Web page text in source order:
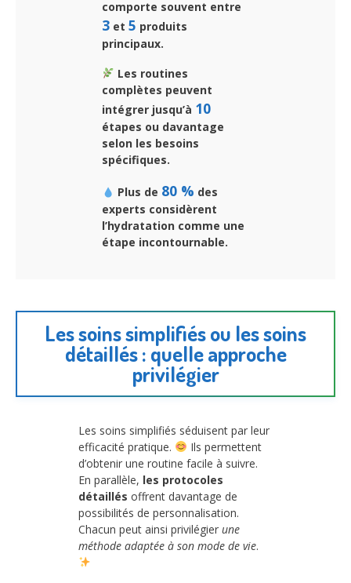
comporte souvent entre
3 et 5 produits
principaux.
Les routines
complètes peuvent
intégrer jusqu’à 10
étapes ou davantage
selon les besoins
spécifiques.
Plus de 80 % des
experts considèrent
l’hydratation comme une
étape incontournable.
Les soins simplifiés ou les soins
détaillés : quelle approche
privilégier
Les soins simplifiés séduisent par leur
efficacité pratique.
Ils permettent
d’obtenir une routine facile à suivre.
En parallèle, les protocoles
détaillés offrent davantage de
possibilités de personnalisation.
Chacun peut ainsi privilégier une
méthode adaptée à son mode de vie.